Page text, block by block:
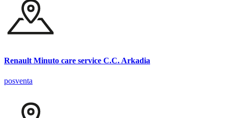
Renault Minuto care service C.C. Arkadia
posventa